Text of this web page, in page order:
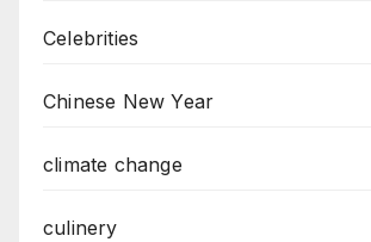
Celebrities
Chinese New Year
climate change
culinery